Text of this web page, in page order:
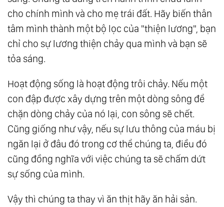
Tạo Hóa
148.Là Chính Mình
149. Dựa Vào Chính Mình - Bài Học Lớn Nhất
Của Sự Trưởng Thành
Đạo
151.Người Vô Tình Nhất Lại Là Người Hữu
Tình Nhất
152.Người Thầy Vĩ Đại Nhất
153.Sở Thích Và Đam Mê
154.
Trở Thành Tình Yêu
156. Niết Bàn Trong Luân Hồi
cho chính mình và cho mẹ trái đất. Hãy biến thân
tâm mình thành một bộ lọc của "thiện lương", bạn
chỉ cho sự lương thiện chảy qua mình và bạn sẽ
tỏa sáng.
Hoạt động sống là hoạt động trôi chảy. Nếu một
con đập được xây dựng trên một dòng sông để
chặn dòng chảy của nó lại, con sông sẽ chết.
Cũng giống như vậy, nếu sự lưu thông của máu bị
ngăn lại ở đâu đó trong cơ thể chúng ta, điều đó
cũng đồng nghĩa với việc chúng ta sẽ chấm dứt
sự sống của mình.
Vậy thì chúng ta thay vì ăn thịt hãy ăn hải sản.